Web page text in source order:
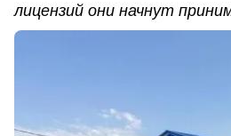
лицензий они начнут